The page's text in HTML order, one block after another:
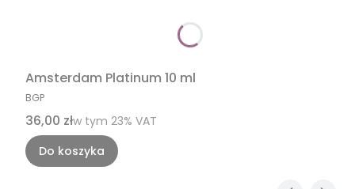
Amsterdam Platinum 10 ml
PRODUCENT
BGP
Cena brutto
36,00 złw tym %s VAT
w tym 23% VAT
Do koszyka